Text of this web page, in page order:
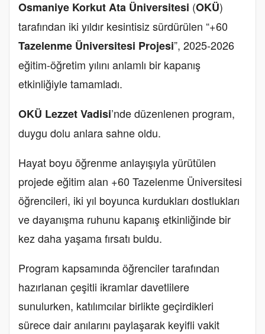
Osmaniye Korkut Ata Üniversitesi (OKÜ)
tarafından iki yıldır kesintisiz sürdürülen “+60
Tazelenme Üniversitesi Projesi”, 2025-2026
eğitim-öğretim yılını anlamlı bir kapanış
etkinliğiyle tamamladı.
OKÜ Lezzet Vadisi’nde düzenlenen program,
duygu dolu anlara sahne oldu.
Hayat boyu öğrenme anlayışıyla yürütülen
projede eğitim alan +60 Tazelenme Üniversitesi
öğrencileri, iki yıl boyunca kurdukları dostlukları
ve dayanışma ruhunu kapanış etkinliğinde bir
kez daha yaşama fırsatı buldu.
Program kapsamında öğrenciler tarafından
hazırlanan çeşitli ikramlar davetlilere
sunulurken, katılımcılar birlikte geçirdikleri
sürece dair anılarını paylaşarak keyifli vakit